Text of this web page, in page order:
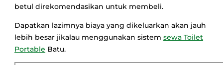
betul direkomendasikan untuk membeli.
Dapatkan lazimnya biaya yang dikeluarkan akan jauh
lebih besar jikalau menggunakan sistemsewa Toilet
Portable Batu.